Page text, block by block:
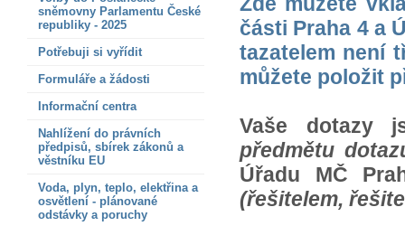
sněmovny Parlamentu České
republiky - 2025
Potřebuji si vyřídit
Formuláře a žádosti
Informační centra
Nahlížení do právních
předpisů, sbírek zákonů a
věstníku EU
Voda, plyn, teplo, elektřina a
osvětlení - plánované
odstávky a poruchy
části Praha 4 a
tazatelem není
můžete položit
Vaše dotazy
předmětu
Úřadu MČ
(řešitelem,